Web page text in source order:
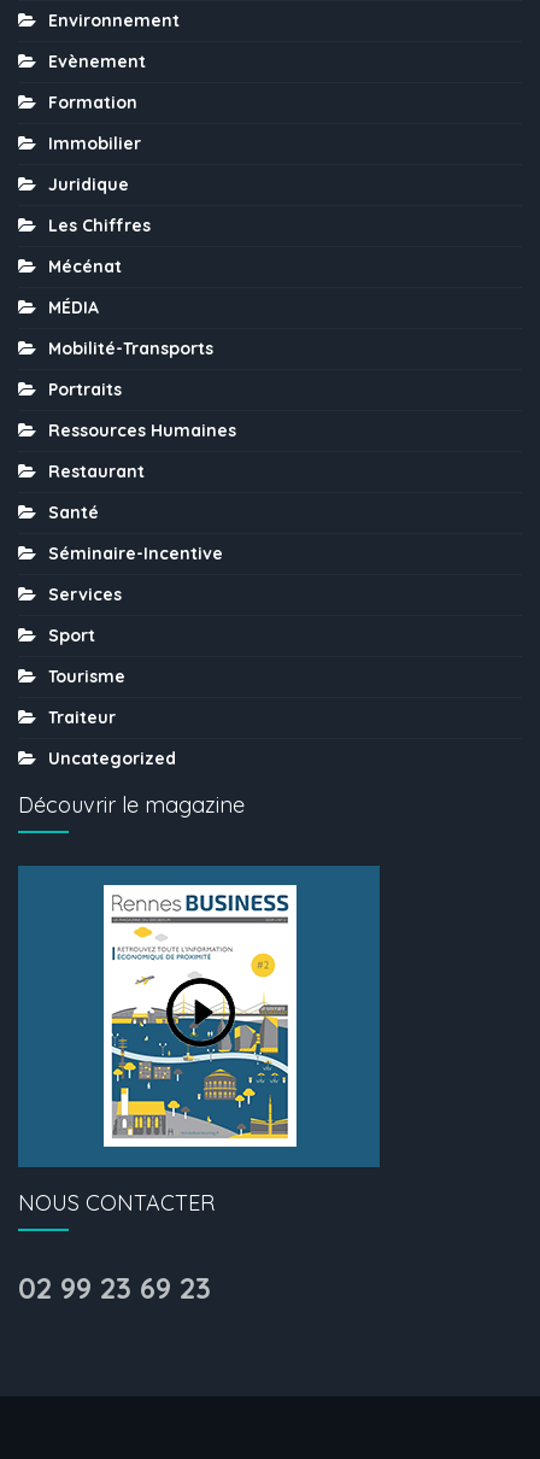
Environnement
Evènement
Formation
Immobilier
Juridique
Les Chiffres
Mécénat
MÉDIA
Mobilité-Transports
Portraits
Ressources Humaines
Restaurant
Santé
Séminaire-Incentive
Services
Sport
Tourisme
Traiteur
Uncategorized
Découvrir le magazine
NOUS CONTACTER
02 99 23 69 23